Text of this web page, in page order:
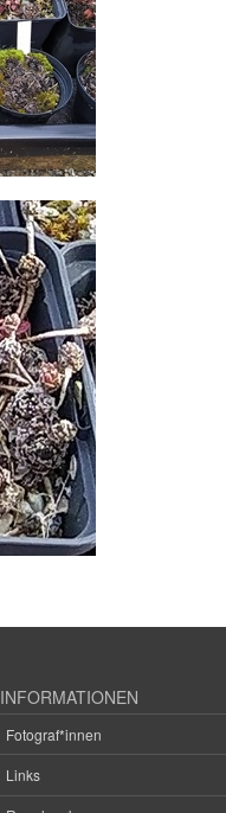
INFORMATIONEN
Fotograf*innen
Links